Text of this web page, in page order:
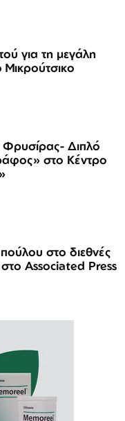
για τη μεγάλη
Διπλό
στο Κέντρο
στο διεθνές
Associated Press